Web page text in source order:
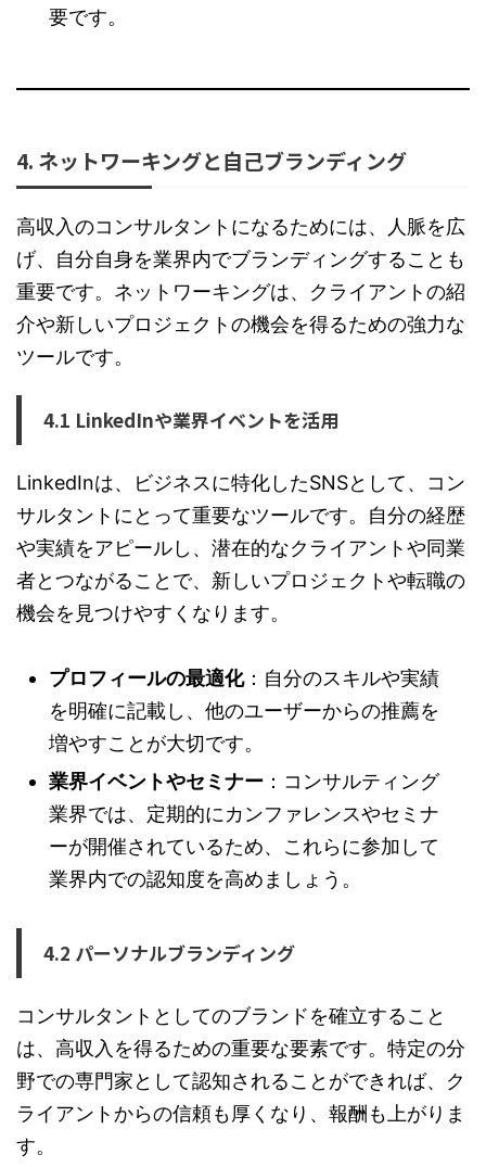
要です。
4. ネットワーキングと自己ブランディング
高収入のコンサルタントになるためには、人脈を広
げ、自分自身を業界内でブランディングすることも
重要です。ネットワーキングは、クライアントの紹
介や新しいプロジェクトの機会を得るための強力な
ツールです。
4.1 LinkedInや業界イベントを活用
LinkedInは、ビジネスに特化したSNSとして、コン
サルタントにとって重要なツールです。自分の経歴
や実績をアピールし、潜在的なクライアントや同業
者とつながることで、新しいプロジェクトや転職の
機会を見つけやすくなります。
プロフィールの最適化：自分のスキルや実績
を明確に記載し、他のユーザーからの推薦を
増やすことが大切です。
業界イベントやセミナー ：コンサルティング
業界では、定期的にカンファレンスやセミナ
ーが開催されているため、これらに参加して
業界内での認知度を高めましょう。
4.2 パーソナルブランディング
コンサルタントとしてのブランドを確立すること
は、高収入を得るための重要な要素です。特定の分
野での専門家として認知されることができれば、ク
ライアントからの信頼も厚くなり、報酬も上がりま
す。